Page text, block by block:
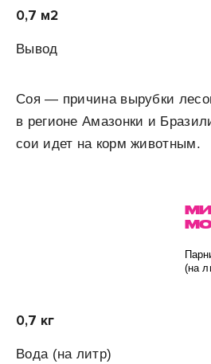
0,7 м2
Вывод
Соя — причина вырубки
в регионе Амазонки и
сои идет на корм животным.
(на
0,7 кг
Вода(на литр)